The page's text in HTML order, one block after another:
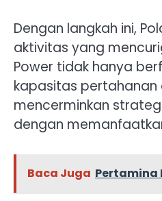
Dengan langkah ini,
aktivitas yang
Power tidak hanya
kapasitas pertahanan
mencerminkan
dengan
Baca Juga Pertamina